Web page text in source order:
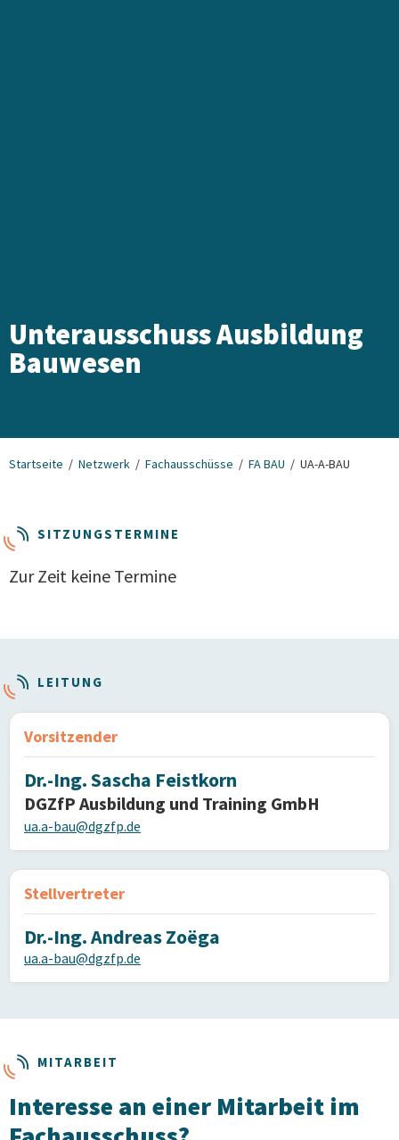
Unterausschuss Ausbildung
Bauwesen
Startseite Netzwerk Fachausschüsse FA BAU UA-A-BAU
SITZUNGSTERMINE
Zur Zeit keine Termine
LEITUNG
Vorsitzender
Dr.-Ing. Sascha Feistkorn
DGZfP Ausbildung und Training GmbH
ua.a-bau@dgzfp.de
Stellvertreter
Dr.-Ing. Andreas Zoëga
ua.a-bau@dgzfp.de
MITARBEIT
Interesse an einer Mitarbeit im